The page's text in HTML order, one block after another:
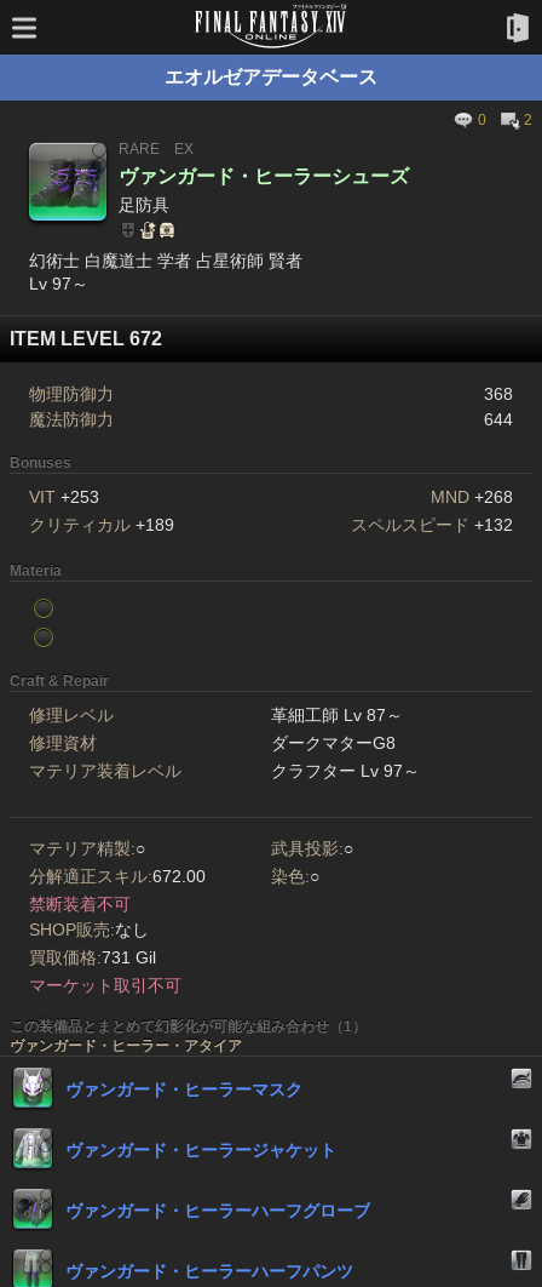
エオルゼアデータベース
0
2
RARE
EX
ヴァンガード・ヒーラーシューズ
足防具
幻術士 白魔道士 学者 占星術師 賢者
Lv 97～
ITEM LEVEL 672
物理防御力
368
魔法防御力
644
Bonuses
VIT +253 MND +268
クリティカル +189 スペルスピード +132
Materia
Craft & Repair
修理レベル
革細工師 Lv 87～
修理資材
ダークマターG8
マテリア装着レベル
クラフター Lv 97～
マテリア精製:○ 武具投影:○
分解適正スキル:672.00 染色:○
禁断装着不可
SHOP販売:なし
買取価格:731 Gil
マーケット取引不可
この装備品とまとめて幻影化が可能な組み合わせ（1）
ヴァンガード・ヒーラー・アタイア
ヴァンガード・ヒーラーマスク
ヴァンガード・ヒーラージャケット
ヴァンガード・ヒーラーハーフグローブ
ヴァンガード・ヒーラーハーフパンツ